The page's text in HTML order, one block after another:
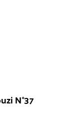
N°37